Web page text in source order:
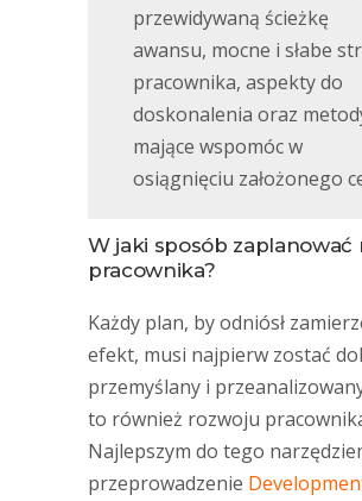
przewidywaną ścieżkę
awansu, mocne i słabe
pracownika, aspekty do
doskonalenia oraz
mające wspomóc w
osiągnięciu założonego
W jaki sposób zaplanować
pracownika?
Każdy plan, by odniósł
efekt, musi najpierw zostać
przemyślany i
to również rozwoju
Najlepszym do tego
przeprowadzenie